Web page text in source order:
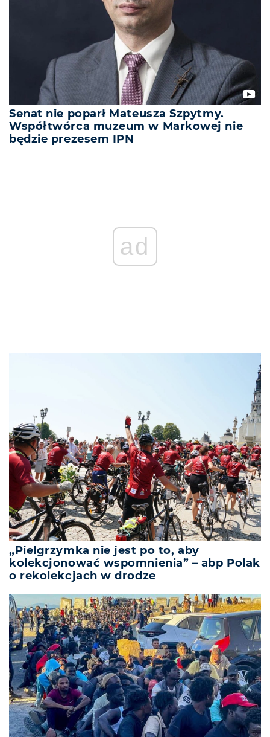
Senat nie poparł Mateusza Szpytmy.
Współtwórca muzeum w Markowej nie
będzie prezesem IPN
„Pielgrzymka nie jest po to, aby
kolekcjonować wspomnienia” – abp Polak
o rekolekcjach w drodze